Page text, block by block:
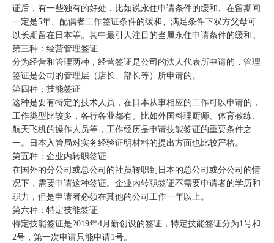
证后，有一些独有的好处，比如说永住申请条件的缓和、在留期间
一定是5年、配偶者工作签证条件的缓和、满足条件下双方父母可
以长期留在日本等。其中最引人注目的当属永住申请条件的缓和。
第三种：经营管理签证
分为经营和管理两种，经营签证是公司的法人代表所申请的，管理
签证是公司的管理层（店长、部长等）所申请的。
第四种：技能签证
这种是要有特定的技术人员，在日本从事相应的工作可以申请的，
工作类型比较多，各行各业都有。比如外国料理厨师、体育教练、
航天飞机的操作人员等，工作经历是申请技能签证的重要条件之
一。日本入管局对实务经验证明材料的提出方面也比较严格。
第五种：企业内转职签证
在国外的分公司或总公司的社员转职到日本的总公司或分公司的情
况下，需要申请这种签证。企业内转职签证不需要申请者的学历和
职力，但是申请者必须在其他的公司工作一年以上。
第六种：特定技能签证
特定技能签证是2019年4月新创设的签证，特定技能签证分为1号和
2号，第一次申请只能申请1号。